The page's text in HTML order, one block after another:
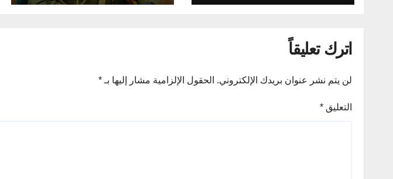
مجلس الوزراء، القائد العام
اترك تعليقاً
لن يتم نشر عنوان بريدك الإلكتروني. الحقول الإلزامية مشار إليها بـ*
التعليق *